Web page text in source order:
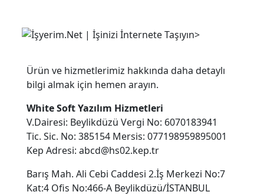
Ürün ve hizmetlerimiz hakkında daha detaylı
bilgi almak için hemen arayın.
White Soft Yazılım Hizmetleri
V.Dairesi: Beylikdüzü Vergi No: 6070183941
Tic. Sic. No: 385154 Mersis: 077198959895001
Kep Adresi: abcd@hs02.kep.tr
Barış Mah. Ali Cebi Caddesi 2.İş Merkezi No:7
Kat:4 Ofis No:466-A Beylikdüzü/İSTANBUL